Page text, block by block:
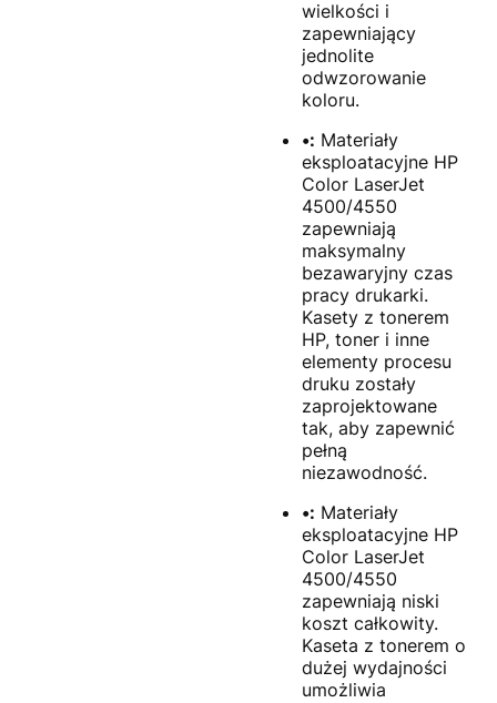
wielkości i
zapewniający
jednolite
odwzorowanie
koloru.
•: Materiały
eksploatacyjne HP
Color LaserJet
4500/4550
zapewniają
maksymalny
bezawaryjny czas
pracy drukarki.
Kasety z tonerem
HP, toner i inne
elementy procesu
druku zostały
zaprojektowane
tak, aby zapewnić
pełną
niezawodność.
•: Materiały
eksploatacyjne HP
Color LaserJet
4500/4550
zapewniają niski
koszt całkowity.
Kaseta z tonerem o
dużej wydajności
umożliwia